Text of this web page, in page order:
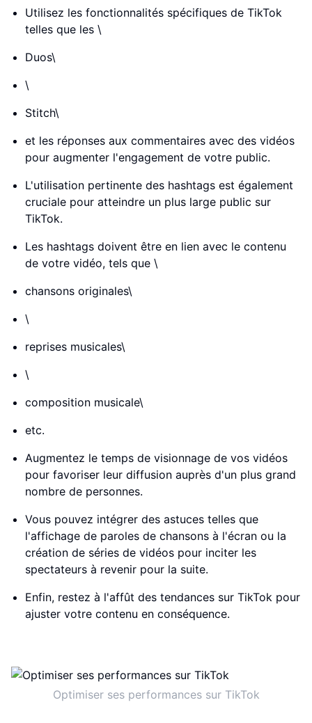
Utilisez les fonctionnalités spécifiques de TikTok
telles que les \
Duos\
\
Stitch\
et les réponses aux commentaires avec des vidéos
pour augmenter l'engagement de votre public.
L'utilisation pertinente des hashtags est également
cruciale pour atteindre un plus large public sur
TikTok.
Les hashtags doivent être en lien avec le contenu
de votre vidéo, tels que \
chansons originales\
\
reprises musicales\
\
composition musicale\
etc.
Augmentez le temps de visionnage de vos vidéos
pour favoriser leur diffusion auprès d'un plus grand
nombre de personnes.
Vous pouvez intégrer des astuces telles que
l'affichage de paroles de chansons à l'écran ou la
création de séries de vidéos pour inciter les
spectateurs à revenir pour la suite.
Enfin, restez à l'affût des tendances sur TikTok pour
ajuster votre contenu en conséquence.
Optimiser ses performances sur TikTok